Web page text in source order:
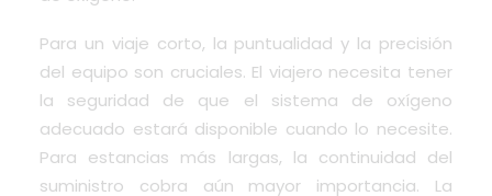
Para un viaje corto, la puntualidad y la precisión
del equipo son cruciales. El viajero necesita tener
la seguridad de que el sistema de oxígeno
adecuado estará disponible cuando lo necesite.
Para estancias más largas, la continuidad del
suministro cobra aún mayor importancia. La